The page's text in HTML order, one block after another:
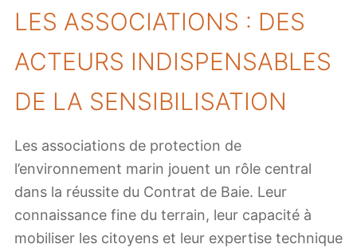
LES ASSOCIATIONS : DES
ACTEURS INDISPENSABLES
DE LA SENSIBILISATION
Les associations de protection de
l’environnement marin jouent un rôle central
dans la réussite du Contrat de Baie. Leur
connaissance fine du terrain, leur capacité à
mobiliser les citoyens et leur expertise technique